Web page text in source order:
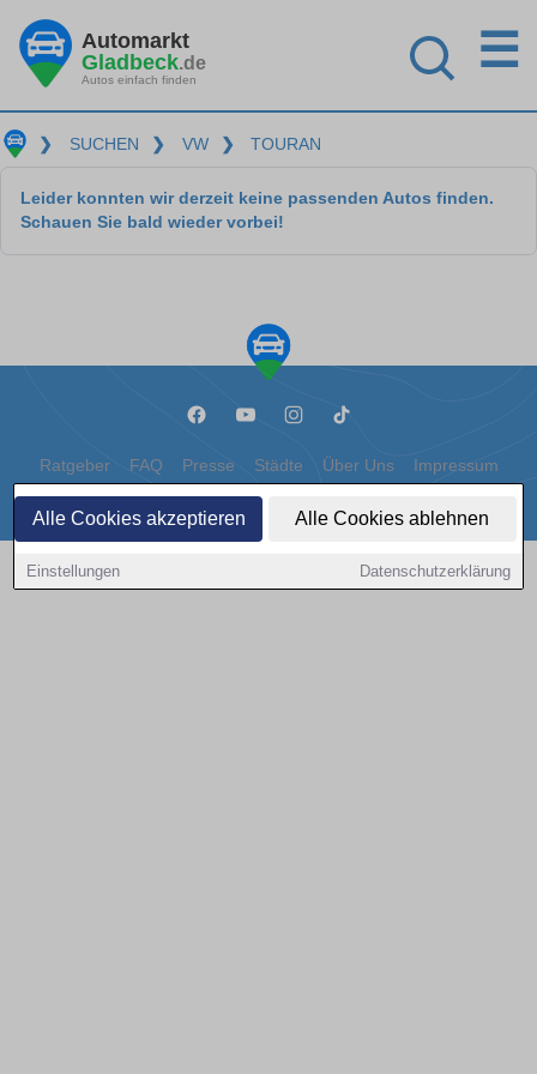
Alle Cookies akzeptieren Alle Cookies ablehnen
Einstellungen Datenschutzerklärung
Automarkt
Gladbeck.de
Autos einfach finden
☰
❯ SUCHEN ❯ VW ❯ TOURAN
Leider konnten wir derzeit keine passenden Autos finden.
Schauen Sie bald wieder vorbei!
Ratgeber FAQ Presse Städte Über Uns Impressum
Datenschutz Cookies
Copyright © 2000 - 2026 | 1A Infosysteme GmbH | Content by: 1a-sites-autos